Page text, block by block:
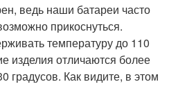
ведь наши батареи часто
прикоснуться.
температуру до 110
изделия отличаются более
градусов. Как видите, в этом